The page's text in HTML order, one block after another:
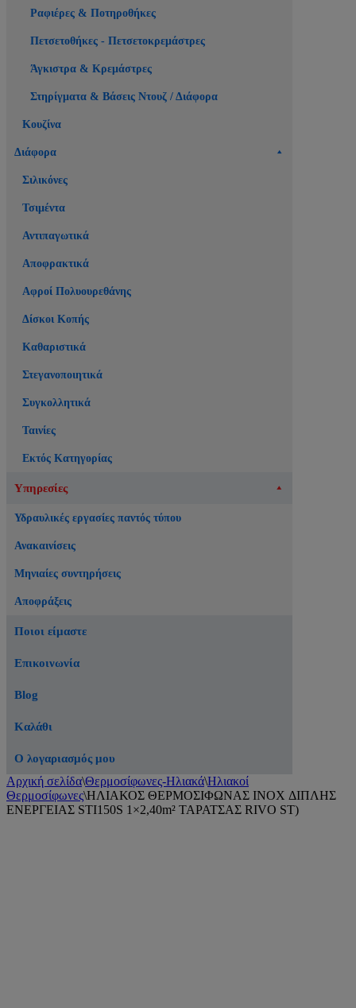
Ραφιέρες & Ποτηροθήκες
Πετσετοθήκες - Πετσετοκρεμάστρες
Άγκιστρα & Κρεμάστρες
Στηρίγματα & Βάσεις Ντουζ / Διάφορα
Κουζίνα
Διάφορα
Σιλικόνες
Τσιμέντα
Αντιπαγωτικά
Αποφρακτικά
Αφροί Πολυουρεθάνης
Δίσκοι Κοπής
Καθαριστικά
Στεγανοποιητικά
Συγκολλητικά
Ταινίες
Εκτός Κατηγορίας
Υπηρεσίες
Υδραυλικές εργασίες παντός τύπου
Ανακαινίσεις
Μηνιαίες συντηρήσεις
Αποφράξεις
Ποιοι είμαστε
Επικοινωνία
Blog
Καλάθι
Ο λογαριασμός μου
Αρχική σελίδα\Θερμοσίφωνες-Ηλιακά\Ηλιακοί
Θερμοσίφωνες\ΗΛΙΑΚΟΣ ΘΕΡΜΟΣΙΦΩΝΑΣ INOX ΔΙΠΛΗΣ
ΕΝΕΡΓΕΙΑΣ STI150S 1×2,40m² ΤΑΡΑΤΣΑΣ RIVO ST)